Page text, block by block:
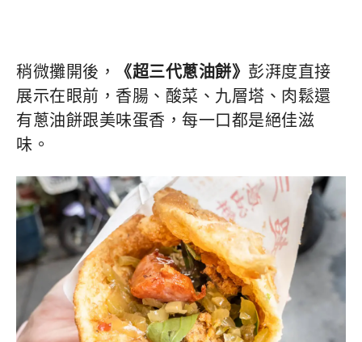
稍微攤開後， 《超三代蔥油餅》 彭湃度直接
展示在眼前，香腸、酸菜、九層塔、肉鬆還
有蔥油餅跟美味蛋香，每一口都是絕佳滋
味。